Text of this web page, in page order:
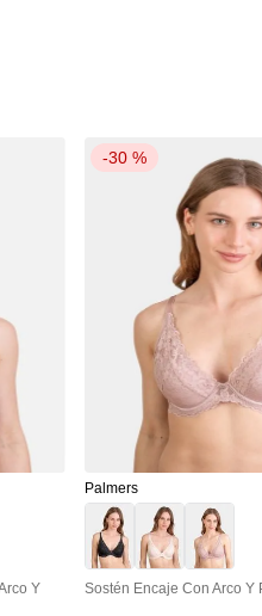
Y
-30 %
Palmers
Sostén Encaje Con Arco Y